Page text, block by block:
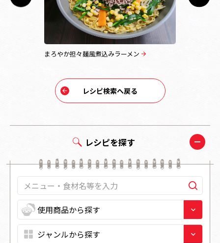
レシピを探す
まろやか担々麺風煮込みラーメン
レシピ検索へ戻る